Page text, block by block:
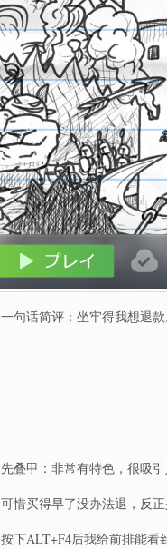
一句话简评：坐牢得我想退款
先叠甲：非常有特色，很吸
可惜买得早了没办法退，反
按下ALT+F4后我给前排能